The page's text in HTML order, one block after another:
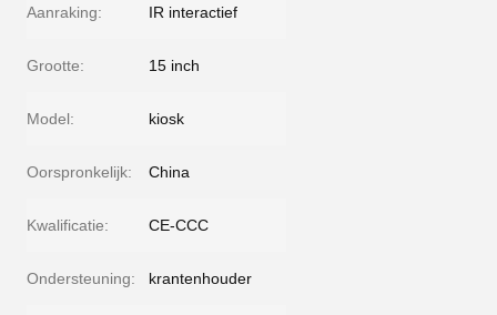
Aanraking: IR interactief
Grootte: 15 inch
Model: kiosk
Oorspronkelijk: China
Kwalificatie: CE-CCC
Ondersteuning: krantenhouder